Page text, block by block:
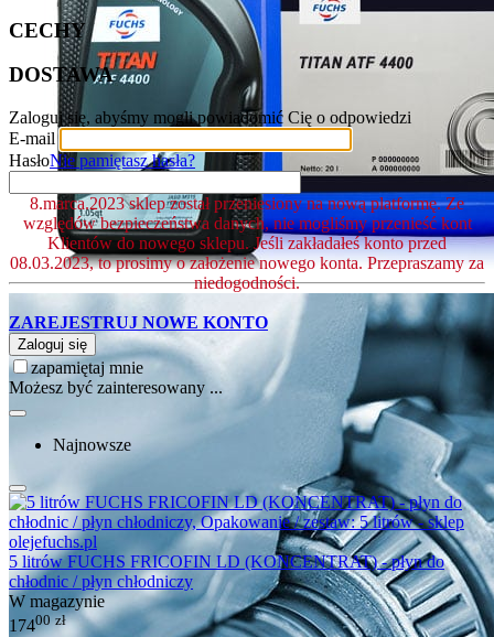
CECHY
DOSTAWA
Zaloguj się, abyśmy mogli powiadomić Cię o odpowiedzi
E-mail
HasłoNie pamiętasz hasła?
8.marca.2023 sklep został przeniesiony na nową platformę. Ze
względów bezpieczeństwa danych, nie mogliśmy przenieść kont
Klientów do nowego sklepu. Jeśli zakładałeś konto przed
08.03.2023, to prosimy o założenie nowego konta. Przepraszamy za
niedogodności.
ZAREJESTRUJ NOWE KONTO
Zaloguj się
zapamiętaj mnie
Możesz być zainteresowany ...
Najnowsze
5 litrów FUCHS FRICOFIN LD (KONCENTRAT) - płyn do
chłodnic / płyn chłodniczy
W magazynie
17400 zł